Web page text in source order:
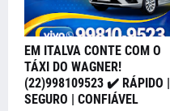
EM ITALVA CONTE COM O
TÁXI DO WAGNER!
(22)998109523 ✔️ RÁPIDO |
SEGURO | CONFIÁVEL